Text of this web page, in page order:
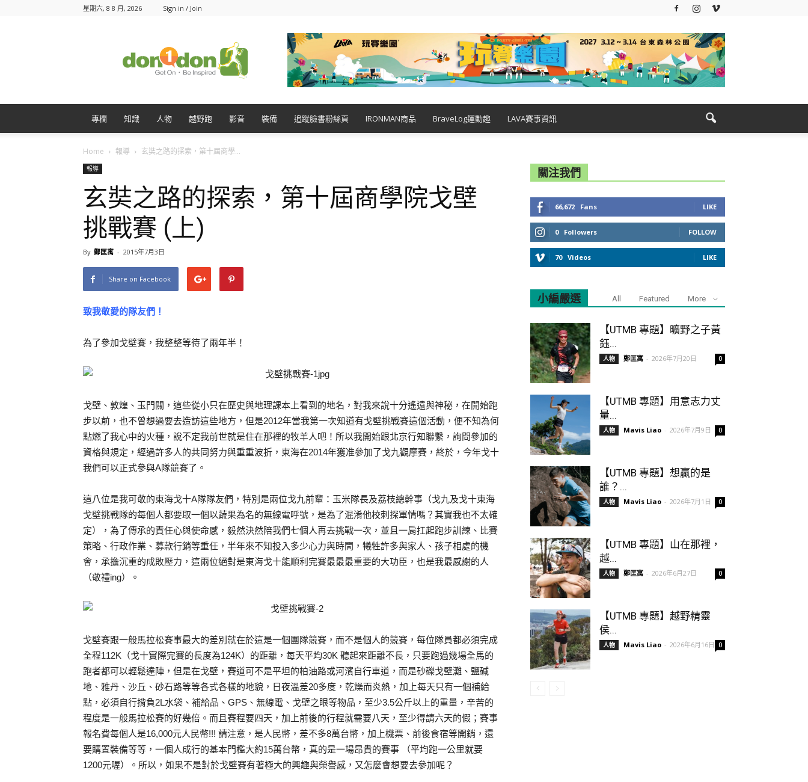
星期六, 8 8 月, 2026 Sign in / Join
專欄 知識 人物 越野跑 影音 裝備 追蹤臉書粉絲頁 IRONMAN商品 BraveLog運動趣 LAVA賽事資訊
Home 報導 玄奘之路的探索，第十屆商學...
報導
玄奘之路的探索，第十屆商學院戈壁
挑戰賽 (上)
By 鄭匡寓 - 2015年7月3日
Share on Facebook
致我敬愛的隊友們！
為了參加戈壁賽，我整整等待了兩年半！
戈壁、敦煌、玉門關，這些從小只在歷史與地理課本上看到的地名，對我來說十分遙遠與神秘，在開始跑
步以前，也不曾想過要去造訪這些地方，但是2012年當我第一次知道有戈壁挑戰賽這個活動，便不知為何
點燃了我心中的火種，說不定我前世就是住在那裡的牧羊人吧！所以我開始跟北京行知聯繫，詢問參加的
資格與規定，經過許多人的共同努力與重重波折，東海在2014年獲准參加了戈九觀摩賽，終於，今年戈十
我們可以正式參與A隊競賽了。
這八位是我可敬的東海戈十A隊隊友們，特別是兩位戈九前輩：玉米隊長及荔枝總幹事（戈九及戈十東海
戈壁挑戰隊的每個人都要取一個以蔬果為名的無線電呼號，是為了混淆他校刺探軍情嗎？其實我也不太確
定），為了傳承的責任心與使命感，毅然決然陪我們七個人再去挑戰一次，並且一肩扛起跑步訓練、比賽
策略、行政作業、募款行銷等重任，半年來不知投入多少心力與時間，犧牲許多與家人、孩子相處的機
會，承擔沉重的成敗壓力，這兩位絕對是東海戈十能順利完賽最最最重要的大功臣，也是我最感謝的人
（敬禮ing）。
戈壁賽跟一般馬拉松賽事最大的差別就在於這是一個團隊競賽，而不是個人的競賽，每位隊員都必須完成
全程112K（戈十實際完賽的長度為124K）的距離，每天平均30K 聽起來距離不長，只要跑過幾場全馬的
跑者都可以輕鬆達陣，但是在戈壁，賽道可不是平坦的柏油路或河濱自行車道，而是砂礫戈壁灘、鹽碱
地、雅丹、沙丘、砂石路等等各式各樣的地貌，日夜溫差20多度，乾燥而炎熱，加上每天只有一個補給
點，必須自行揹負2L水袋、補給品、GPS、無線電、戈壁之眼等物品，至少3.5公斤以上的重量，辛苦的
程度是一般馬拉松賽的好幾倍。而且賽程要四天，加上前後的行程就需要八天，至少得請六天的假；賽事
報名費每個人是16,000元人民幣!!! 請注意，是人民幣，差不多8萬台幣，加上機票、前後食宿等開銷，還
要購置裝備等等，一個人成行的基本門檻大約15萬台幣，真的是一場昂貴的賽事 （平均跑一公里就要
1200元喔）。所以，如果不是對於戈壁賽有著極大的興趣與榮譽感，又怎麼會想要去參加呢？
關注我們
66,672 Fans LIKE
0 Followers FOLLOW
70 Videos LIKE
小編嚴選 All Featured More
【UTMB 專題】曠野之子黃
鈺...
人物 鄭匡寓 - 2026年7月20日 0
【UTMB 專題】用意志力丈
量...
人物 Mavis Liao - 2026年7月9日 0
【UTMB 專題】想贏的是
誰？...
人物 Mavis Liao - 2026年7月1日 0
【UTMB 專題】山在那裡，
越...
人物 鄭匡寓 - 2026年6月27日 0
【UTMB 專題】越野精靈
侯...
人物 Mavis Liao - 2026年6月16日 0